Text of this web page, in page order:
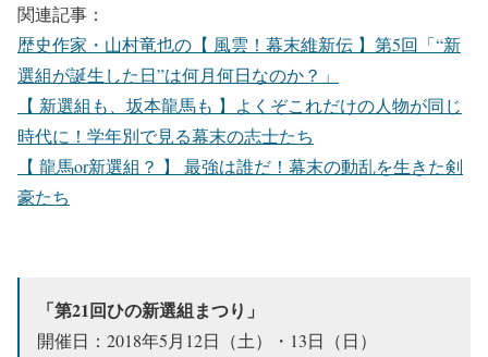
関連記事：
歴史作家・山村竜也の【 風雲！幕末維新伝 】第5回「“新
選組が誕生した日”は何月何日なのか？」
【 新選組も、坂本龍馬も 】よくぞこれだけの人物が同じ
時代に！学年別で見る幕末の志士たち
【 龍馬or新選組？ 】 最強は誰だ！幕末の動乱を生きた剣
豪たち
「第21回ひの新選組まつり」
開催日：2018年5月12日（土）・13日（日）